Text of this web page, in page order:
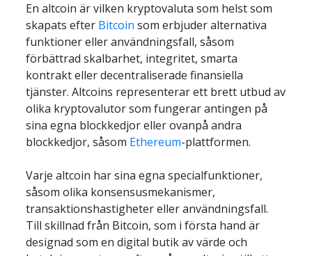
En altcoin är vilken kryptovaluta som helst som
skapats efter Bitcoin som erbjuder alternativa
funktioner eller användningsfall, såsom
förbättrad skalbarhet, integritet, smarta
kontrakt eller decentraliserade finansiella
tjänster. Altcoins representerar ett brett utbud av
olika kryptovalutor som fungerar antingen på
sina egna blockkedjor eller ovanpå andra
blockkedjor, såsom Ethereum-plattformen.
Varje altcoin har sina egna specialfunktioner,
såsom olika konsensusmekanismer,
transaktionshastigheter eller användningsfall.
Till skillnad från Bitcoin, som i första hand är
designad som en digital butik av värde och